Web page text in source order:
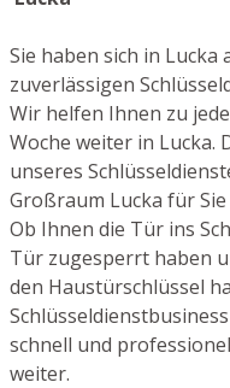
Sie haben sich in
zuverlässigen
Wir helfen Ihnen zu
Woche weiter in Lucka.
unseres
Großraum Lucka für Sie
Ob Ihnen die Tür ins
Tür zugesperrt haben
den Haustürschlüssel
schnell und
weiter.